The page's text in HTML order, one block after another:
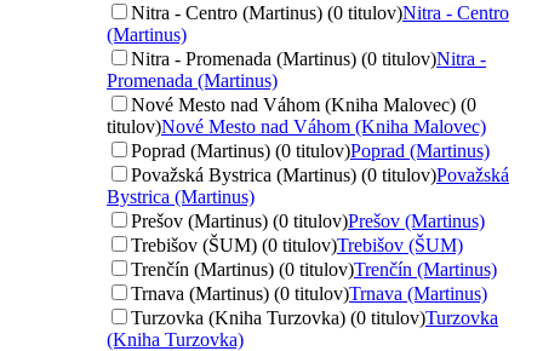
Nitra - Centro (Martinus) (0 titulov)Nitra - Centro
(Martinus)
Nitra - Promenada (Martinus) (0 titulov)Nitra -
Promenada (Martinus)
Nové Mesto nad Váhom (Kniha Malovec) (0
titulov)Nové Mesto nad Váhom (Kniha Malovec)
Poprad (Martinus) (0 titulov)Poprad (Martinus)
Považská Bystrica (Martinus) (0 titulov)Považská
Bystrica (Martinus)
Prešov (Martinus) (0 titulov)Prešov (Martinus)
Trebišov (ŠUM) (0 titulov)Trebišov (ŠUM)
Trenčín (Martinus) (0 titulov)Trenčín (Martinus)
Trnava (Martinus) (0 titulov)Trnava (Martinus)
Turzovka (Kniha Turzovka) (0 titulov)Turzovka
(Kniha Turzovka)